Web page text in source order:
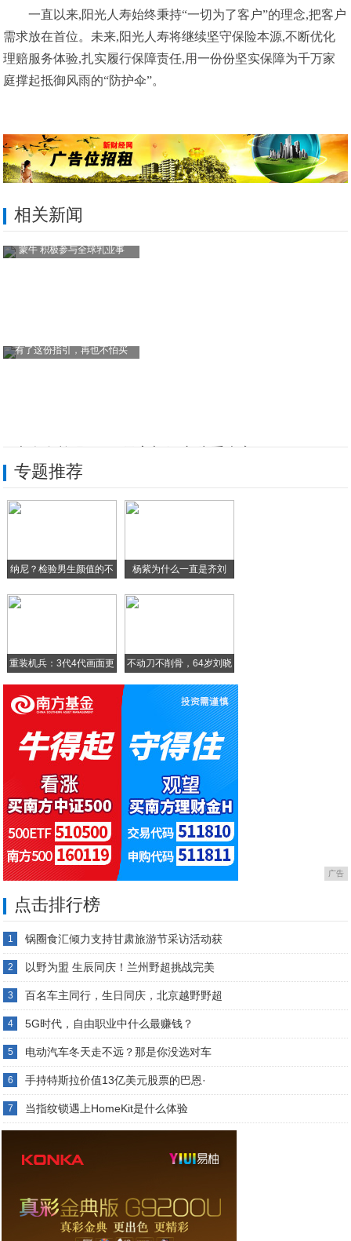
一直以来,阳光人寿始终秉持“一切为了客户”的理念,把客户
需求放在首位。未来,阳光人寿将继续坚守保险本源,不断优化
理赔服务体验,扎实履行保障责任,用一份份坚实保障为千万家
庭撑起抵御风雨的“防护伞”。
相关新闻
蒙牛 积极参与全球乳业事
有了这份指引，再也不怕买
阳光人寿：新春服务不打烊 温情守护伴团圆
迎新春 暖民心 阳光人寿以“爱与责任”守
专题推荐
纳尼？检验男生颜值的不
杨紫为什么一直是齐刘
重装机兵：3代4代画面更 不动刀不削骨，64岁刘晓
广告
点击排行榜
1 锅圈食汇倾力支持甘肃旅游节采访活动获
2 以野为盟 生辰同庆！兰州野超挑战完美
3 百名车主同行，生日同庆，北京越野野超
4 5G时代，自由职业中什么最赚钱？
5 电动汽车冬天走不远？那是你没选对车
6 手持特斯拉价值13亿美元股票的巴恩·
7 当指纹锁遇上HomeKit是什么体验